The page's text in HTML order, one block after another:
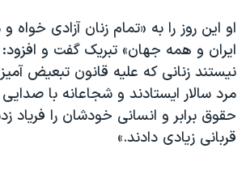
سفر پرزیدنت ترامپ به چین
او این روز را بە «تمام زنان آزادی خواە و
ایران و همە جهان» تبریک گفت و افزود:
نیستند زنانی کە علیە قانون تبعیض
مرد سالار ایستادند و شجاعانه با
حقوق برابر و انسانی خودشان را فریاد
قربانی زیادی دادند.»